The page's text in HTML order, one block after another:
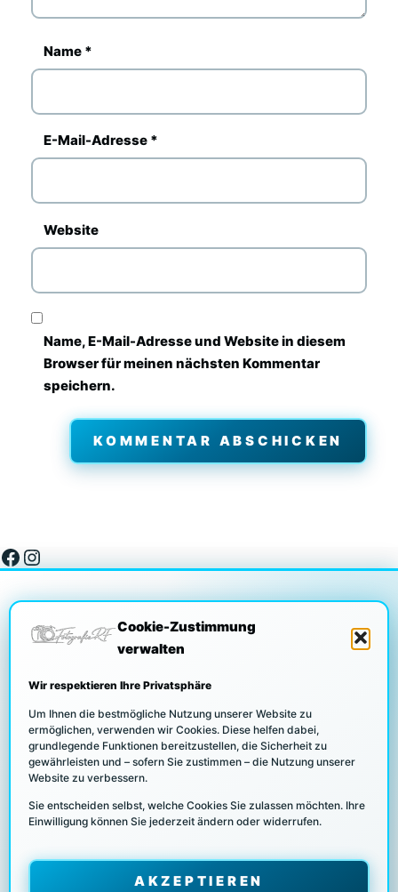
Cookie-Zustimmung
verwalten
Wir respektieren Ihre Privatsphäre
Um Ihnen die bestmögliche Nutzung unserer Website zu
ermöglichen, verwenden wir Cookies. Diese helfen dabei,
grundlegende Funktionen bereitzustellen, die Sicherheit zu
gewährleisten und – sofern Sie zustimmen – die Nutzung unserer
Website zu verbessern.
Sie entscheiden selbst, welche Cookies Sie zulassen möchten. Ihre
Einwilligung können Sie jederzeit ändern oder widerrufen.
AKZEPTIEREN
Name *
E-Mail-Adresse *
Website
Name, E-Mail-Adresse und Website in diesem
Browser für meinen nächsten Kommentar
speichern.
Facebook
Instagram
DATENSCHUTZ
COOKIE RICHTLINIEN